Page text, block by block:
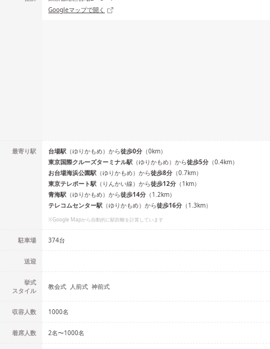
Googleマップで開く
最寄り駅 台場駅 （ゆりかもめ） から徒歩0分 （0km）
東京国際クルーズターミナル駅 （ゆりかもめ） から徒歩5分 （0.4km）
お台場海浜公園駅 （ゆりかもめ） から徒歩8分 （0.7km）
東京テレポート駅 （ りんかい線） から徒歩12分 （1km）
青海駅 （ゆりかもめ） から徒歩14分 （1.2km）
テレコムセンター駅 （ゆりかもめ） から徒歩16分 （1.3km）
※Google Mapから自動的に駅距離を計算しています
駐車場 374台
送迎
挙式
スタイル
教会式 人前式 神前式
収容人数 1000名
着席人数 2名〜1000名